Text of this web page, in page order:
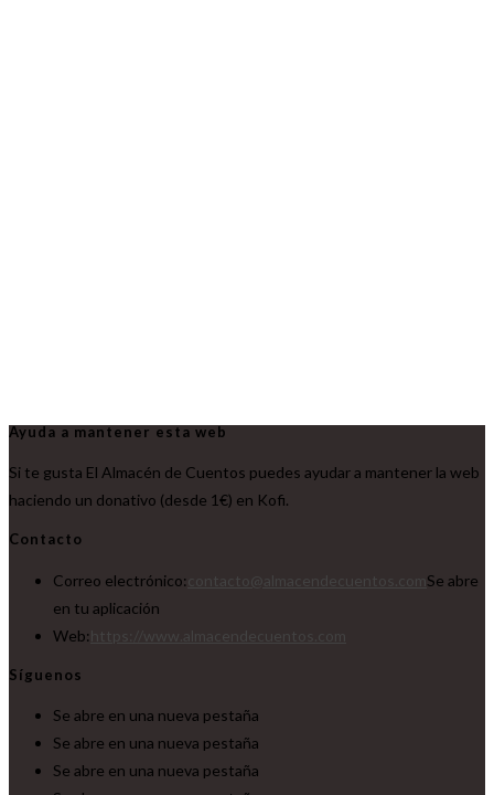
Ayuda a mantener esta web
Si te gusta El Almacén de Cuentos puedes ayudar a mantener la web
haciendo un donativo (desde 1€) en Kofi.
Contacto
Correo electrónico:
Se abre
en tu aplicación
Web:
Síguenos
Se abre en una nueva pestaña
Se abre en una nueva pestaña
Se abre en una nueva pestaña